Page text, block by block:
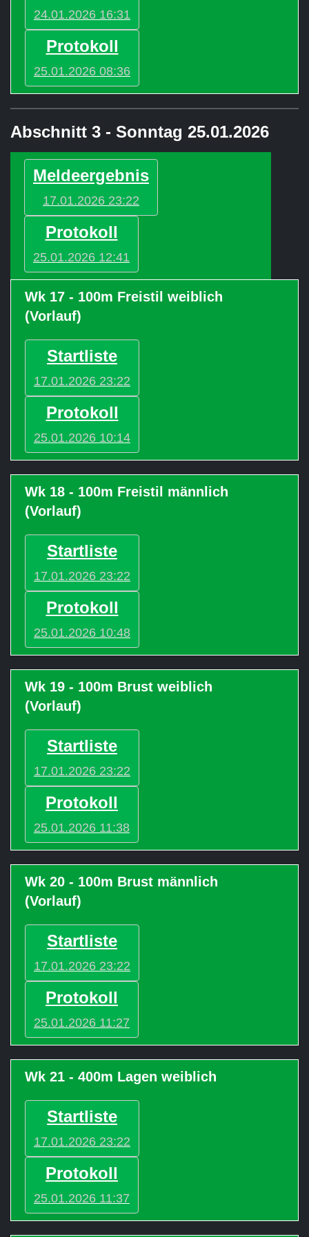
24.01.2026 16:31
Protokoll
25.01.2026 08:36
Abschnitt 3 - Sonntag 25.01.2026
Meldeergebnis
17.01.2026 23:22
Protokoll
25.01.2026 12:41
Wk 17 - 100m Freistil weiblich
(Vorlauf)
Startliste
17.01.2026 23:22
Protokoll
25.01.2026 10:14
Wk 18 - 100m Freistil männlich
(Vorlauf)
Startliste
17.01.2026 23:22
Protokoll
25.01.2026 10:48
Wk 19 - 100m Brust weiblich
(Vorlauf)
Startliste
17.01.2026 23:22
Protokoll
25.01.2026 11:38
Wk 20 - 100m Brust männlich
(Vorlauf)
Startliste
17.01.2026 23:22
Protokoll
25.01.2026 11:27
Wk 21 - 400m Lagen weiblich
Startliste
17.01.2026 23:22
Protokoll
25.01.2026 11:37